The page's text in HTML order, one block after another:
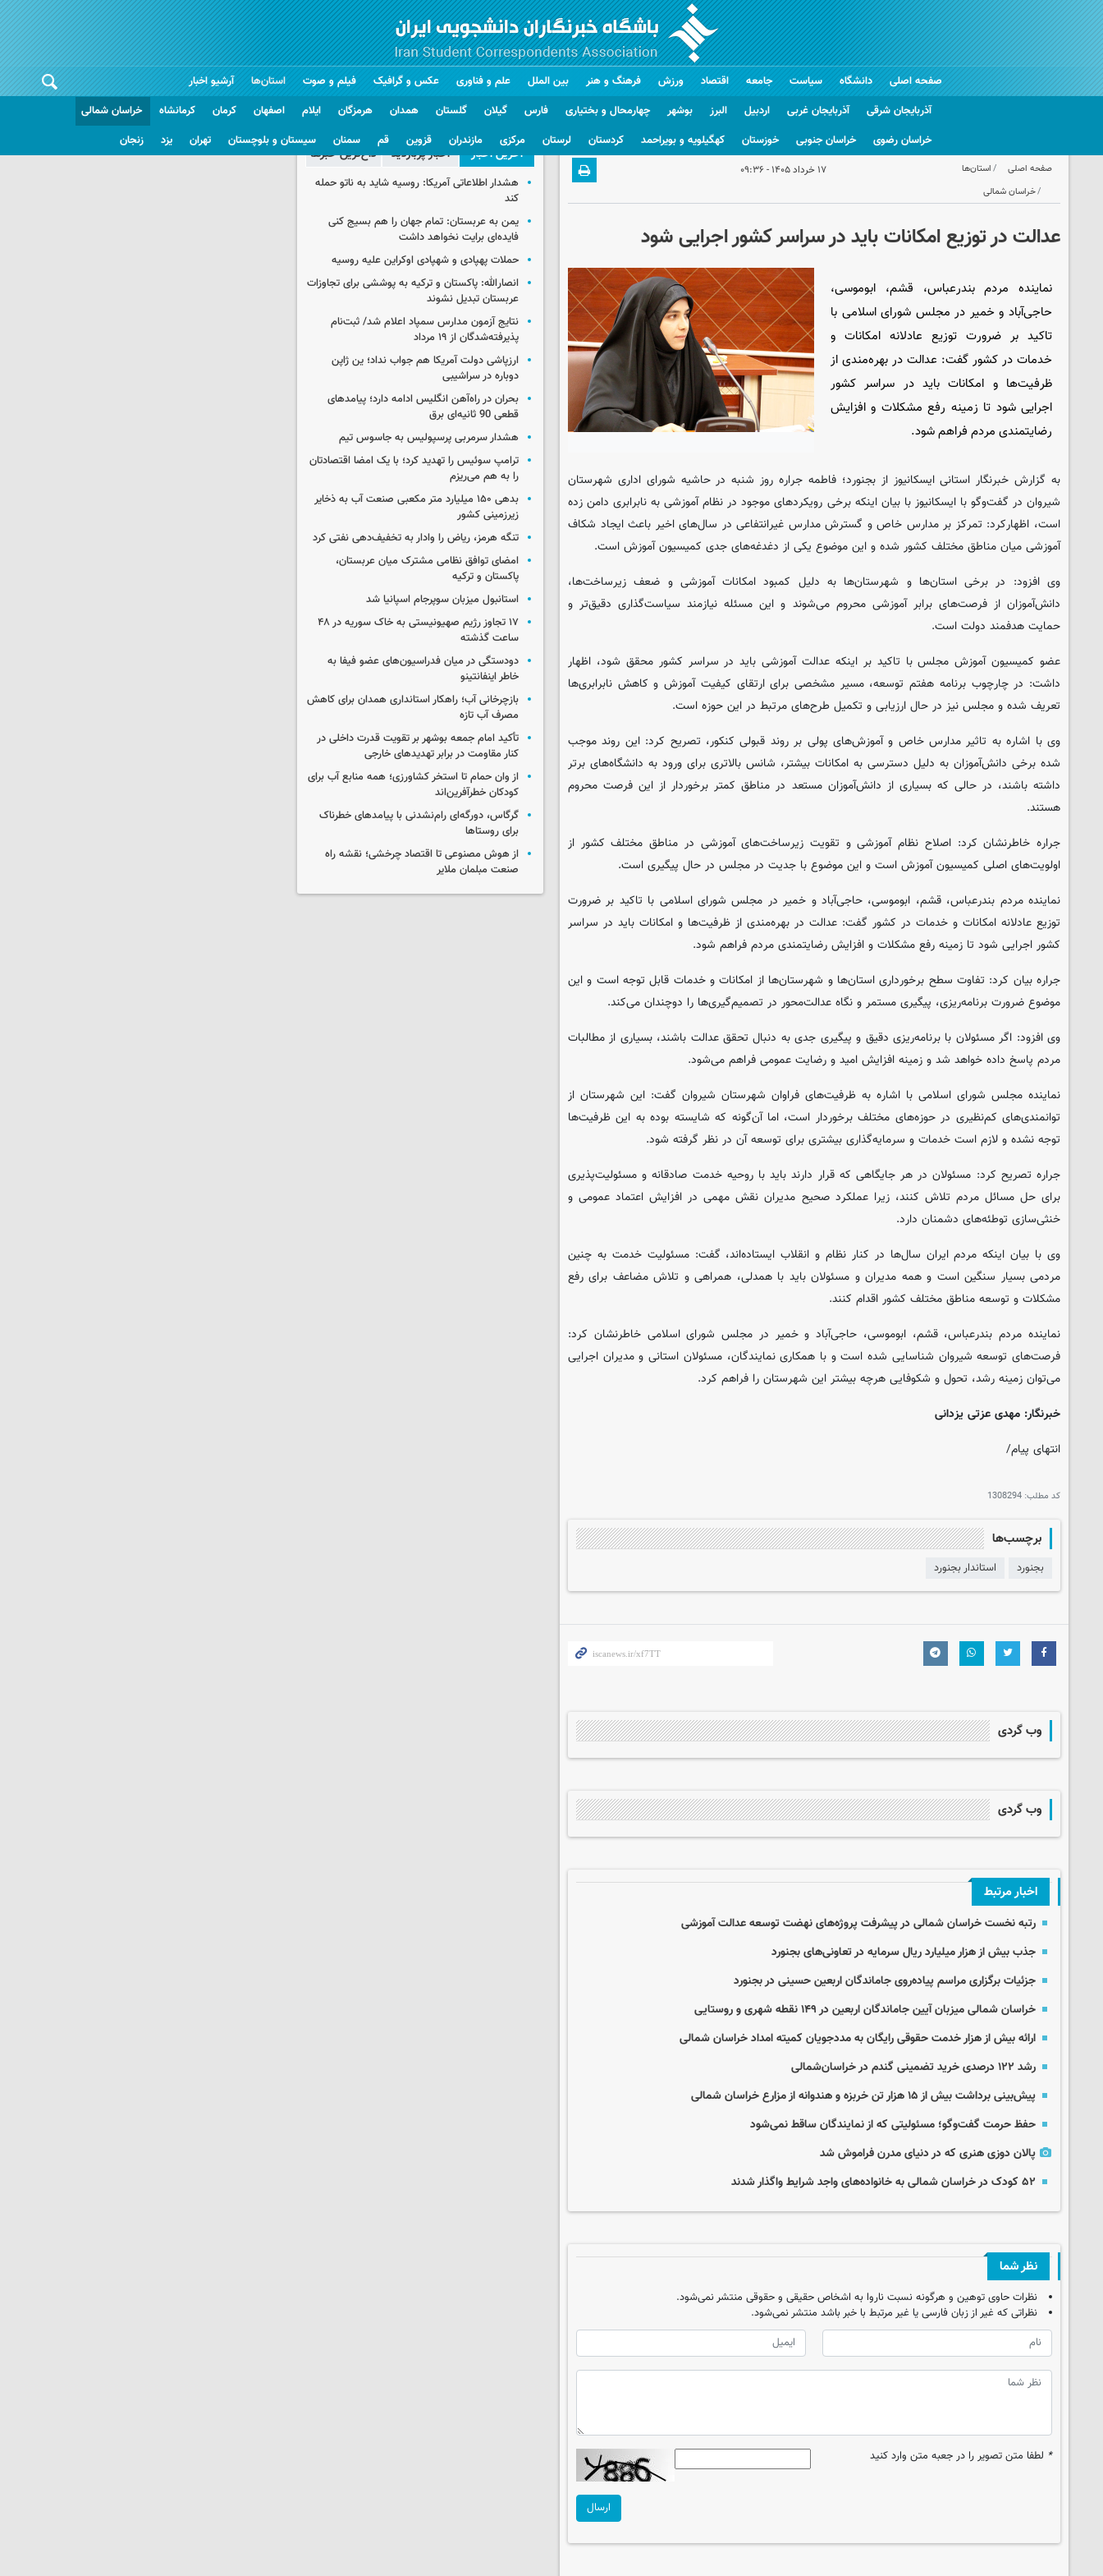
صفحه اصلی دانشگاه سیاست جامعه اقتصاد ورزش فرهنگ و هنر بین الملل علم و فناوری عکس و گرافیک فیلم و صوت
استان‌ها
آذربایجان شرقی
آذربایجان غربی اردبیل البرز بوشهر چهارمحال و بختیاری فارس گیلان گلستان همدان هرمزگان ایلام اصفهان کرمان کرمانشاه
خراسان شمالی
خراسان رضوی
خراسان جنوبی خوزستان کهگیلویه و بویراحمد کردستان لرستان مرکزی مازندران قزوین قم سمنان سیستان و بلوچستان تهران یزد زنجان
آرشیو اخبار
صفحه اصلی
استان‌ها
خراسان شمالی
۱۷ خرداد ۱۴۰۵ - ۰۹:۳۶
عدالت در توزیع امکانات باید در سراسر کشور اجرایی شود
نماینده مردم بندرعباس، قشم، ابوموسی،
حاجی‌آباد و خمیر در مجلس شورای اسلامی با
تاکید بر ضرورت توزیع عادلانه امکانات و
خدمات در کشور گفت: عدالت در بهره‌مندی از
ظرفیت‌ها و امکانات باید در سراسر کشور
اجرایی شود تا زمینه رفع مشکلات و افزایش
رضایتمندی مردم فراهم شود.
به گزارش خبرنگار استانی ایسکانیوز از بجنورد؛ فاطمه جراره روز شنبه در حاشیه شورای اداری شهرستان
شیروان در گفت‌وگو با ایسکانیوز با بیان اینکه برخی رویکردهای موجود در نظام آموزشی به نابرابری دامن زده
است، اظهارکرد: تمرکز بر مدارس خاص و گسترش مدارس غیرانتفاعی در سال‌های اخیر باعث ایجاد شکاف
آموزشی میان مناطق مختلف کشور شده و این موضوع یکی از دغدغه‌های جدی کمیسیون آموزش است.
وی افزود: در برخی استان‌ها و شهرستان‌ها به دلیل کمبود امکانات آموزشی و ضعف زیرساخت‌ها،
دانش‌آموزان از فرصت‌های برابر آموزشی محروم می‌شوند و این مسئله نیازمند سیاست‌گذاری دقیق‌تر و
حمایت هدفمند دولت است.
عضو کمیسیون آموزش مجلس با تاکید بر اینکه عدالت آموزشی باید در سراسر کشور محقق شود، اظهار
داشت: در چارچوب برنامه هفتم توسعه، مسیر مشخصی برای ارتقای کیفیت آموزش و کاهش نابرابری‌ها
تعریف شده و مجلس نیز در حال ارزیابی و تکمیل طرح‌های مرتبط در این حوزه است.
وی با اشاره به تاثیر مدارس خاص و آموزش‌های پولی بر روند قبولی کنکور، تصریح کرد: این روند موجب
شده برخی دانش‌آموزان به دلیل دسترسی به امکانات بیشتر، شانس بالاتری برای ورود به دانشگاه‌های برتر
داشته باشند، در حالی که بسیاری از دانش‌آموزان مستعد در مناطق کمتر برخوردار از این فرصت محروم
هستند.
جراره خاطرنشان کرد: اصلاح نظام آموزشی و تقویت زیرساخت‌های آموزشی در مناطق مختلف کشور از
اولویت‌های اصلی کمیسیون آموزش است و این موضوع با جدیت در مجلس در حال پیگیری است.
نماینده مردم بندرعباس، قشم، ابوموسی، حاجی‌آباد و خمیر در مجلس شورای اسلامی با تاکید بر ضرورت
توزیع عادلانه امکانات و خدمات در کشور گفت: عدالت در بهره‌مندی از ظرفیت‌ها و امکانات باید در سراسر
کشور اجرایی شود تا زمینه رفع مشکلات و افزایش رضایتمندی مردم فراهم شود.
جراره بیان کرد: تفاوت سطح برخورداری استان‌ها و شهرستان‌ها از امکانات و خدمات قابل توجه است و این
موضوع ضرورت برنامه‌ریزی، پیگیری مستمر و نگاه عدالت‌محور در تصمیم‌گیری‌ها را دوچندان می‌کند.
وی افزود: اگر مسئولان با برنامه‌ریزی دقیق و پیگیری جدی به دنبال تحقق عدالت باشند، بسیاری از مطالبات
مردم پاسخ داده خواهد شد و زمینه افزایش امید و رضایت عمومی فراهم می‌شود.
نماینده مجلس شورای اسلامی با اشاره به ظرفیت‌های فراوان شهرستان شیروان گفت: این شهرستان از
توانمندی‌های کم‌نظیری در حوزه‌های مختلف برخوردار است، اما آن‌گونه که شایسته بوده به این ظرفیت‌ها
توجه نشده و لازم است خدمات و سرمایه‌گذاری بیشتری برای توسعه آن در نظر گرفته شود.
جراره تصریح کرد: مسئولان در هر جایگاهی که قرار دارند باید با روحیه خدمت صادقانه و مسئولیت‌پذیری
برای حل مسائل مردم تلاش کنند، زیرا عملکرد صحیح مدیران نقش مهمی در افزایش اعتماد عمومی و
خنثی‌سازی توطئه‌های دشمنان دارد.
وی با بیان اینکه مردم ایران سال‌ها در کنار نظام و انقلاب ایستاده‌اند، گفت: مسئولیت خدمت به چنین
مردمی بسیار سنگین است و همه مدیران و مسئولان باید با همدلی، همراهی و تلاش مضاعف برای رفع
مشکلات و توسعه مناطق مختلف کشور اقدام کنند.
نماینده مردم بندرعباس، قشم، ابوموسی، حاجی‌آباد و خمیر در مجلس شورای اسلامی خاطرنشان کرد:
فرصت‌های توسعه شیروان شناسایی شده است و با همکاری نمایندگان، مسئولان استانی و مدیران اجرایی
می‌توان زمینه رشد، تحول و شکوفایی هرچه بیشتر این شهرستان را فراهم کرد.
خبرنگار: مهدی عزتی یزدانی
انتهای پیام/
کد مطلب: 1308294
برچسب‌ها
بجنورد استاندار بجنورد
وب گردی
وب گردی
اخبار مرتبط
رتبه نخست خراسان شمالی در پیشرفت پروژه‌های نهضت توسعه عدالت آموزشی
جذب بیش از هزار میلیارد ریال سرمایه در تعاونی‌های بجنورد
جزئیات برگزاری مراسم پیاده‌روی جاماندگان اربعین حسینی در بجنورد
خراسان شمالی میزبان آیین جاماندگان اربعین در ۱۴۹ نقطه شهری و روستایی
ارائه بیش از هزار خدمت حقوقی رایگان به مددجویان کمیته امداد خراسان شمالی
رشد ۱۲۲ درصدی خرید تضمینی گندم در خراسان‌شمالی
پیش‌بینی برداشت بیش از ۱۵ هزار تن خربزه و هندوانه از مزارع خراسان شمالی
حفظ حرمت گفت‌وگو؛ مسئولیتی که از نمایندگان ساقط نمی‌شود
پالان دوزی هنری که در دنیای مدرن فراموش شد
۵۲ کودک در خراسان شمالی به خانواده‌های واجد شرایط واگذار شدند
نظر شما
نظرات حاوی توهین و هرگونه نسبت ناروا به اشخاص حقیقی و حقوقی منتشر نمی‌شود.
نظراتی که غیر از زبان فارسی یا غیر مرتبط با خبر باشد منتشر نمی‌شود.
* لطفا متن تصویر را در جعبه متن وارد کنید
ارسال
آخرین اخبار اخبار پربازدید داغ‌ترین خبرها
هشدار اطلاعاتی آمریکا: روسیه شاید به ناتو حمله
کند
یمن به عربستان: تمام جهان را هم بسیج کنی
فایده‌ای برایت نخواهد داشت
حملات پهپادی و شهپادی اوکراین علیه روسیه
انصارالله: پاکستان و ترکیه به پوششی برای تجاوزات
عربستان تبدیل نشوند
نتایج آزمون مدارس سمپاد اعلام شد/ ثبت‌نام
پذیرفته‌شدگان از ۱۹ مرداد
ارزپاشی دولت آمریکا هم جواب نداد؛ ین ژاپن
دوباره در سراشیبی
بحران در راه‌آهن انگلیس ادامه دارد؛ پیامدهای
قطعی 90 ثانیه‌ای برق
هشدار سرمربی پرسپولیس به جاسوس تیم
ترامپ سوئیس را تهدید کرد؛ با یک امضا اقتصادتان
را به هم می‌ریزم
بدهی ۱۵۰ میلیارد متر مکعبی صنعت آب به ذخایر
زیرزمینی کشور
تنگه هرمز، ریاض را وادار به تخفیف‌دهی نفتی کرد
امضای توافق نظامی مشترک میان عربستان،
پاکستان و ترکیه
استانبول میزبان سوپرجام اسپانیا شد
۱۷ تجاوز رژیم صهیونیستی به خاک سوریه در ۴۸
ساعت گذشته
دودستگی در میان فدراسیون‌های عضو فیفا به
خاطر اینفانتینو
بازچرخانی آب؛ راهکار استانداری همدان برای کاهش
مصرف آب تازه
تأکید امام جمعه بوشهر بر تقویت قدرت داخلی در
کنار مقاومت در برابر تهدیدهای خارجی
از وان حمام تا استخر کشاورزی؛ همه منابع آب برای
کودکان خطرآفرین‌اند
گرگاس، دورگه‌ای رام‌نشدنی با پیامدهای خطرناک
برای روستاها
از هوش مصنوعی تا اقتصاد چرخشی؛ نقشه راه
صنعت مبلمان ملایر